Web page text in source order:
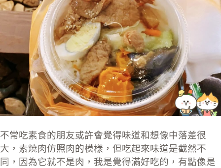
不常吃素食的朋友或許會覺得味道和想像中落差很
大，素燒肉仿照肉的模樣，但吃起來味道是截然不
同，因為它就不是肉，我是覺得滿好吃的，有點像是